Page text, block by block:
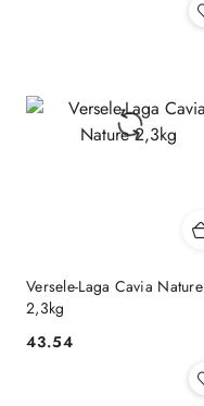
Versele-Laga Cavia Nature
2,3kg
Cena:
43.54